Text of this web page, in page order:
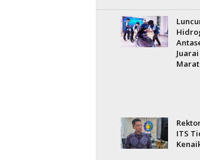
ITS